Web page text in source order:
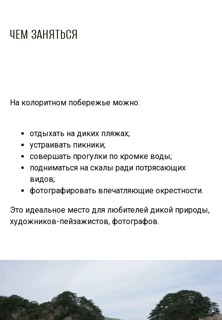
ЧЕМ ЗАНЯТЬСЯ
На колоритном побережье можно:
отдыхать на диких пляжах;
устраивать пикники;
совершать прогулки по кромке воды;
подниматься на скалы ради потрясающих
видов;
фотографировать впечатляющие окрестности.
Это идеальное место для любителей дикой природы,
художников-пейзажистов, фотографов.